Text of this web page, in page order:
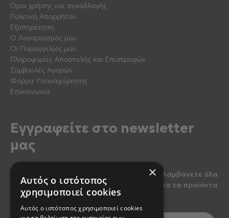
Όροι χρήσης και συναλλαγής
Πολιτική Απορρήτου
Εξυπηρέτηση
Ο Λογαριασμός μου
Οι Παραγγελίες μου
Πληροφορίες Αποστολής και Επιστροφών
Συμβουλές Αγορών
Φόρμα Υπαναχώρησης
Επικοινωνία
Εγγραφείτε στο newsletter
μας
Κάντε εγγραφή στο newsletter μας για να λαμβάνετε όλα
τα τελευταία νέα, καθώς και προσφορές για τα προϊόντα
μας.
×
Αυτός ο ιστότοπος
χρησιμοποιεί cookies
Αυτός ο ιστότοπος χρησιμοποιεί cookies